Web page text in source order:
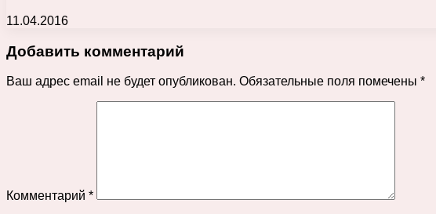
11.04.2016
Добавить комментарий
Ваш адрес email не будет опубликован. Обязательные поля помечены *
Комментарий *